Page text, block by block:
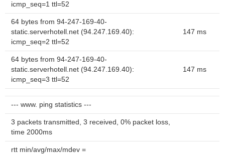
icmp_seq=1 ttl=52
64 bytes from 94-247-169-40-
static.serverhotell.net (94.247.169.40):
icmp_seq=2 ttl=52
147 ms
64 bytes from 94-247-169-40-
static.serverhotell.net (94.247.169.40):
icmp_seq=3 ttl=52
147 ms
--- www. ping statistics ---
3 packets transmitted, 3 received, 0% packet loss,
time 2000ms
rtt min/avg/max/mdev =